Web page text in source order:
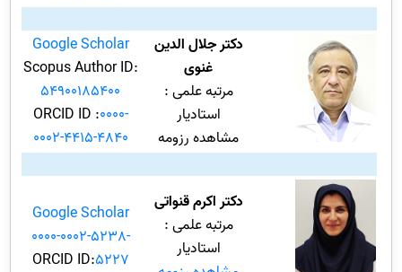
دکتر جلال الدین
غنوی
مرتبه علمی :
استادیار
مشاهده رزومه
Google Scholar
Scopus Author ID:
54900185400
ORCID ID :0000-
0002-4415-4840
دکتر اکرم قنواتی
مرتبه علمی :
استادیار
Google Scholar
0000-0002-5238-
5227
:ORCID ID